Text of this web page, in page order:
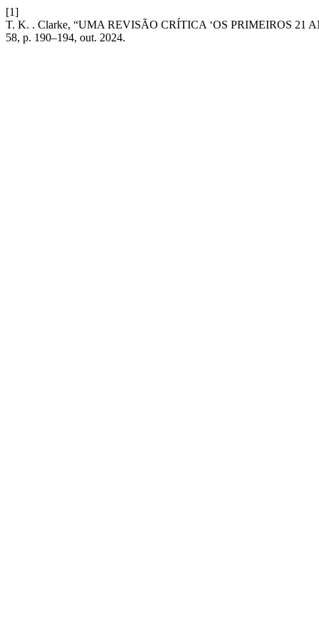
[1]
T. K. . Clarke, “UMA REVISÃO CRÍTICA ‘OS PRIMEIROS 21
58, p. 190–194, out. 2024.